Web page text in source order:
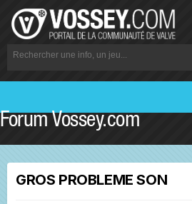
Forum Vossey.com
GROS PROBLEME SON